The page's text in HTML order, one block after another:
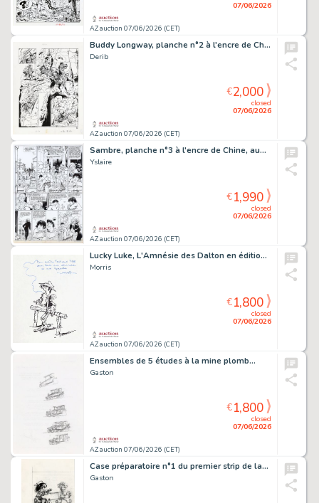
AZ auction 07/06/2026 (CET)
07/06/2026
Buddy Longway, planche n°2 à l'encre de Chine…
Derib
AZ auction 07/06/2026 (CET)
closed
07/06/2026
€2,000
Sambre, planche n°3 à l'encre de Chine, au…
Yslaire
AZ auction 07/06/2026 (CET)
closed
07/06/2026
€1,990
Lucky Luke, L'Amnésie des Dalton en édition…
Morris
AZ auction 07/06/2026 (CET)
closed
07/06/2026
€1,800
Ensembles de 5 études à la mine plomb…
Gaston
AZ auction 07/06/2026 (CET)
closed
07/06/2026
€1,800
Case préparatoire n°1 du premier strip de la…
Gaston